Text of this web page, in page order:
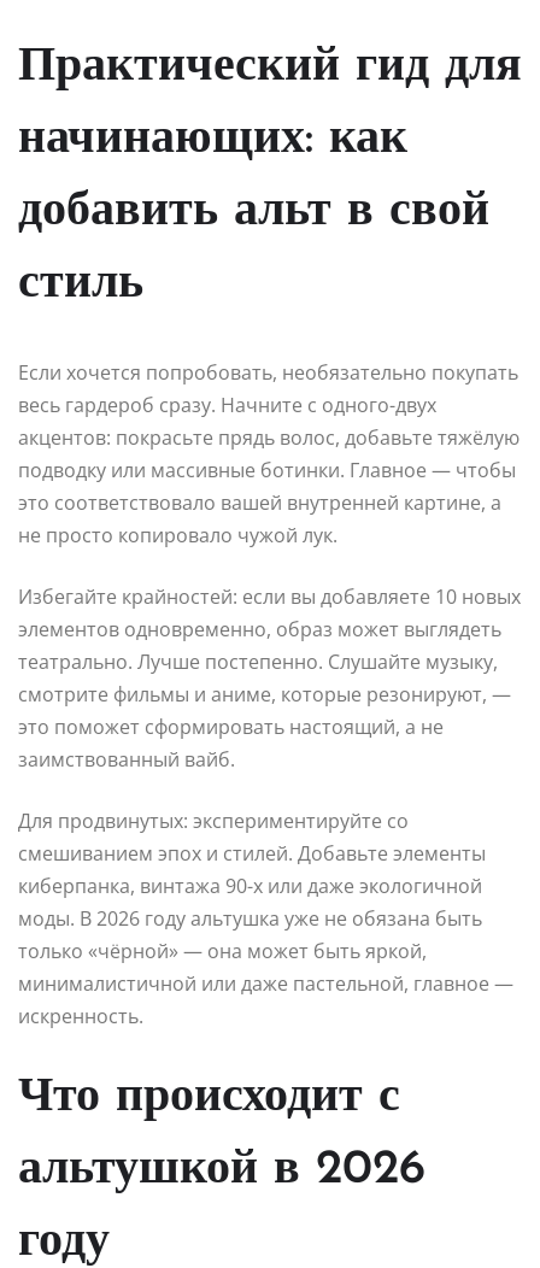
Практический гид для
начинающих: как
добавить альт в свой
стиль
Если хочется попробовать, необязательно покупать
весь гардероб сразу. Начните с одного-двух
акцентов: покрасьте прядь волос, добавьте тяжёлую
подводку или массивные ботинки. Главное — чтобы
это соответствовало вашей внутренней картине, а
не просто копировало чужой лук.
Избегайте крайностей: если вы добавляете 10 новых
элементов одновременно, образ может выглядеть
театрально. Лучше постепенно. Слушайте музыку,
смотрите фильмы и аниме, которые резонируют, —
это поможет сформировать настоящий, а не
заимствованный вайб.
Для продвинутых: экспериментируйте со
смешиванием эпох и стилей. Добавьте элементы
киберпанка, винтажа 90-х или даже экологичной
моды. В 2026 году альтушка уже не обязана быть
только «чёрной» — она может быть яркой,
минималистичной или даже пастельной, главное —
искренность.
Что происходит с
альтушкой в 2026
году